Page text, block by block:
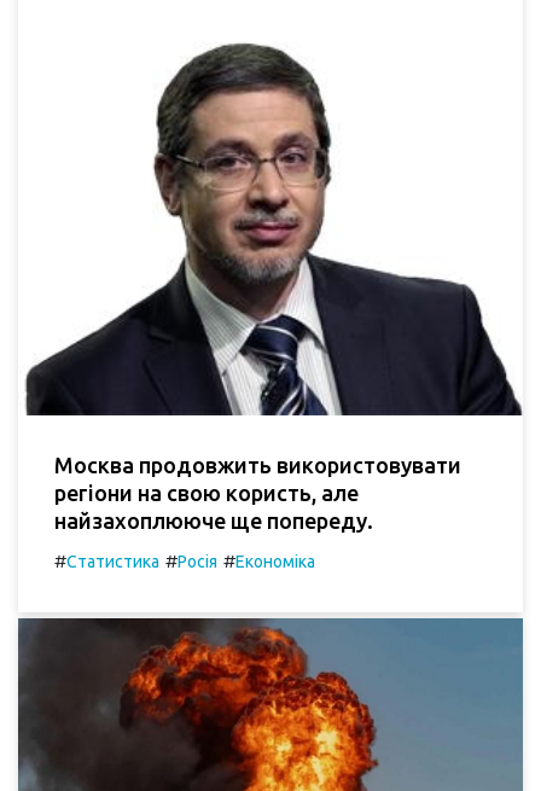
Москва продовжить використовувати
регіони на свою користь, але
найзахоплююче ще попереду.
#Статистика #Росія #Економіка